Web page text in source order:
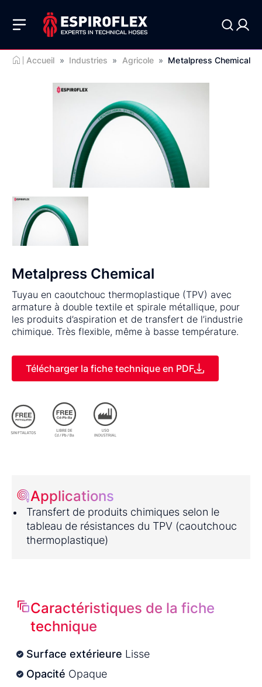
Accueil » Industries » Agricole » Metalpress Chemical
Metalpress Chemical
Tuyau en caoutchouc thermoplastique (TPV) avec
armature à double textile et spirale métallique, pour
les produits d’aspiration et de transfert de l’industrie
chimique. Très flexible, même à basse température.
Télécharger la fiche technique en PDF
Applications
Transfert de produits chimiques selon le
tableau de résistances du TPV (caoutchouc
thermoplastique)
Caractéristiques de la fiche
technique
Surface extérieure Lisse
Opacité Opaque